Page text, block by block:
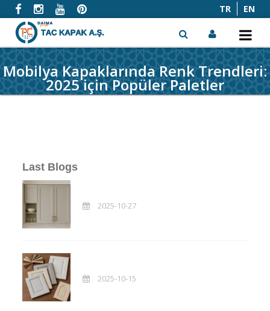
TR EN
x
Mobilya Kapaklarında Renk Trendleri:
2025 için Popüler Paletler
Last Blogs
2025-10-27
2025-10-15